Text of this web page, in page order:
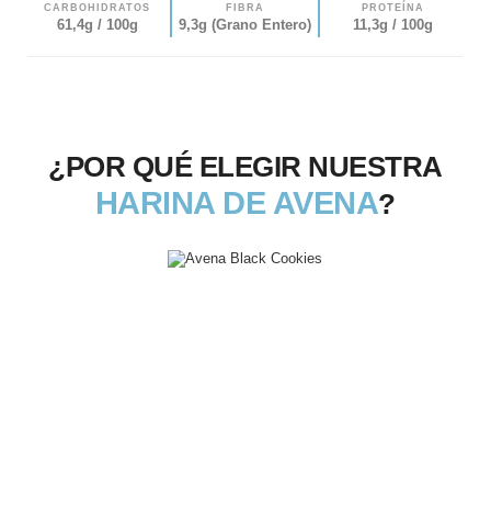
CARBOHIDRATOS
61,4g / 100g
FIBRA
9,3g (Grano Entero)
PROTEÍNA
11,3g / 100g
¿POR QUÉ ELEGIR NUESTRA
HARINA DE AVENA?